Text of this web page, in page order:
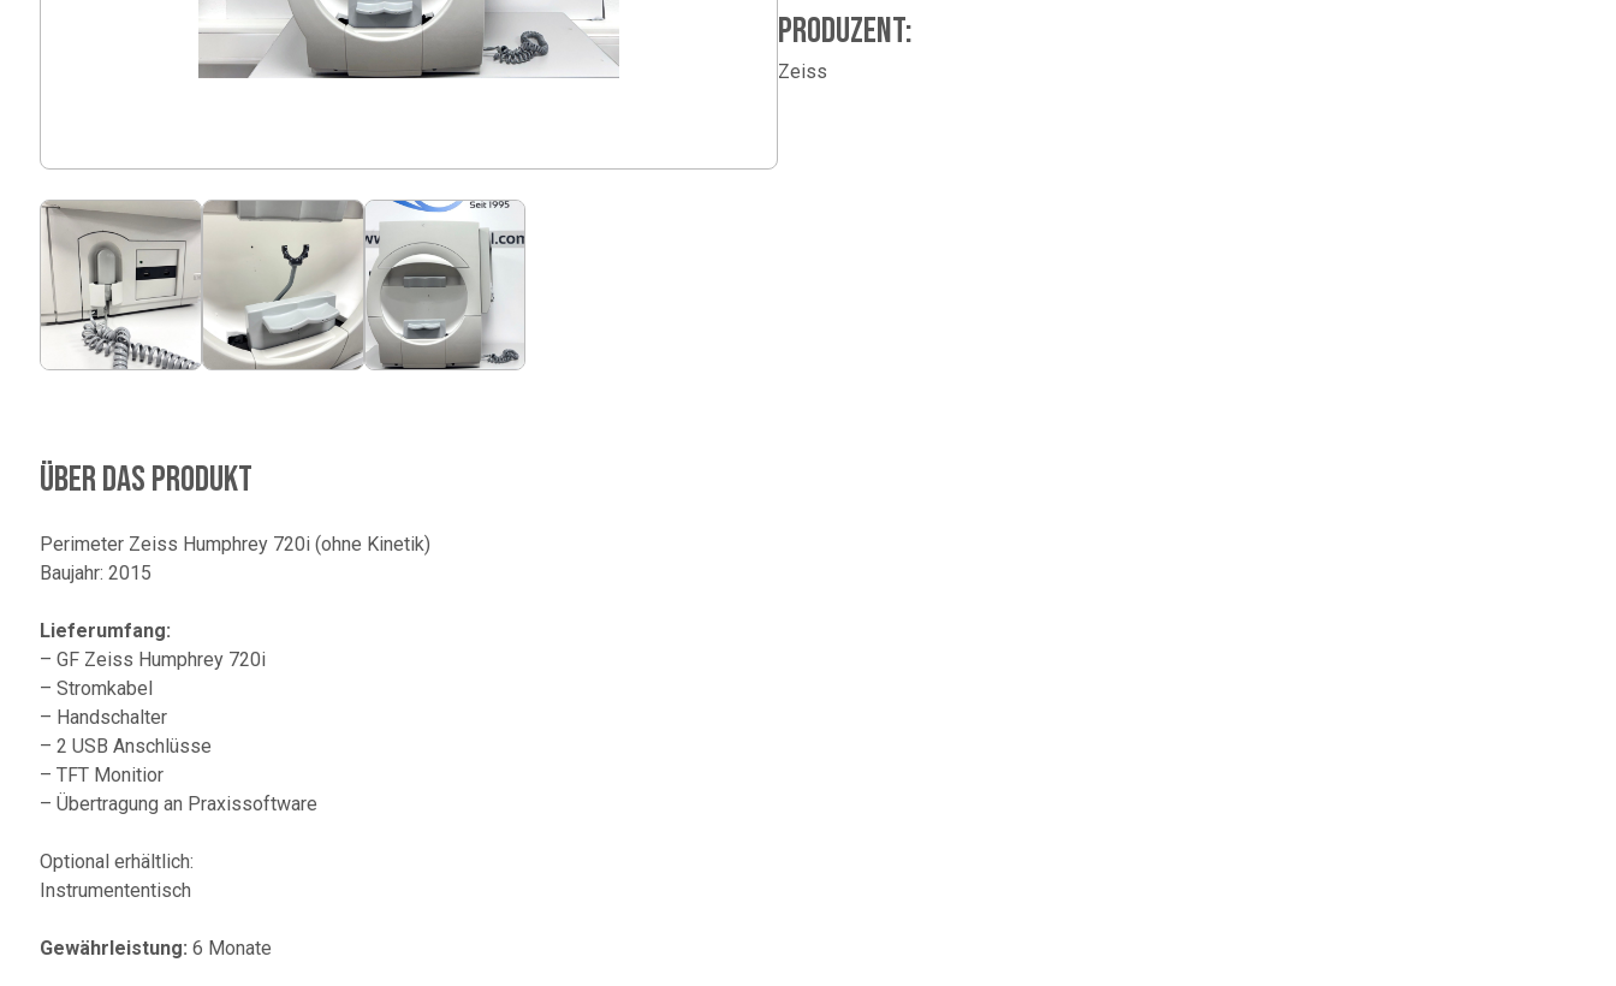
Produzent:
Zeiss
Über das Produkt
Perimeter Zeiss Humphrey 720i (ohne Kinetik)
Baujahr: 2015
Lieferumfang:
– GF Zeiss Humphrey 720i
– Stromkabel
– Handschalter
– 2 USB Anschlüsse
– TFT Monitior
– Übertragung an Praxissoftware
Optional erhältlich:
Instrumententisch
Gewährleistung: 6 Monate